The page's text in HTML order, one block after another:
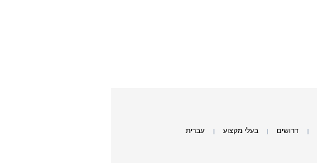
דרושים בעלי מקצוע עברית